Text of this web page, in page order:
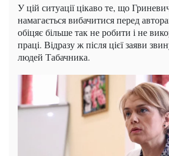
У цій ситуації цікаво те, що
намагається вибачитися перед
обіцяє більше так не робити і не
праці. Відразу ж після цієї заяви
людей Табачника.